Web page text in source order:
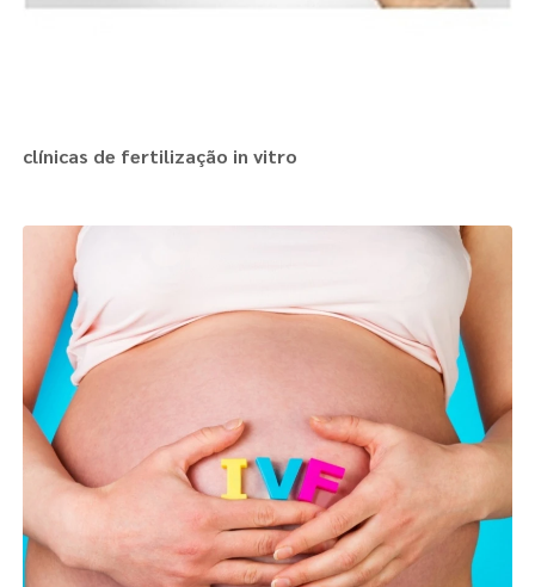
clínicas de fertilização in vitro